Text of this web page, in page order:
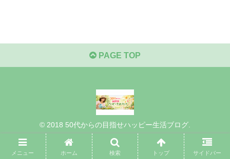
PAGE TOP
© 2018 50代からの目指せハッピー生活ブログ.
メニュー ホーム 検索 トップ サイドバー